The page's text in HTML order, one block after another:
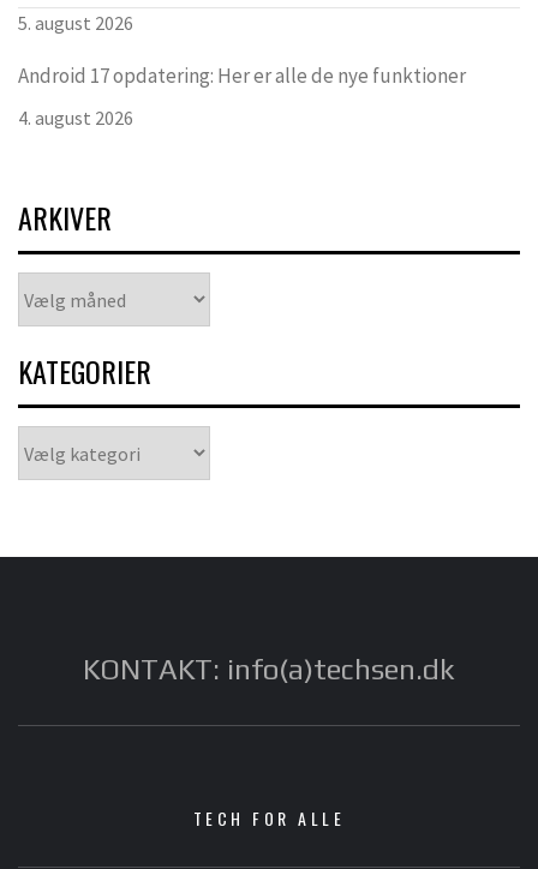
5. august 2026
Android 17 opdatering: Her er alle de nye funktioner
4. august 2026
ARKIVER
KATEGORIER
KONTAKT: info(a)techsen.dk
TECH FOR ALLE